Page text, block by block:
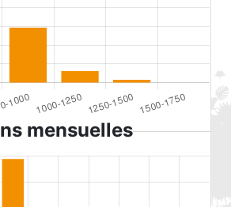
mensuelles